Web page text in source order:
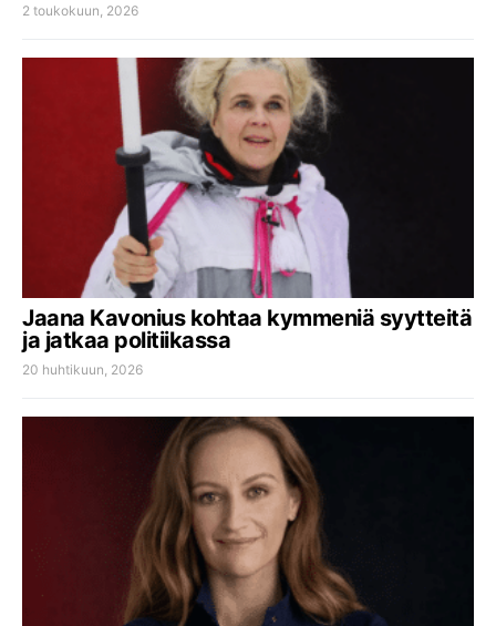
2 toukokuun, 2026
Jaana Kavonius kohtaa kymmeniä syytteitä
ja jatkaa politiikassa
20 huhtikuun, 2026